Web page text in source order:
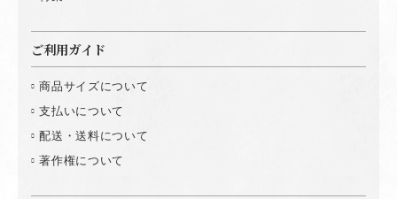
ご利用ガイド
商品サイズについて
支払いについて
配送・送料について
著作権について